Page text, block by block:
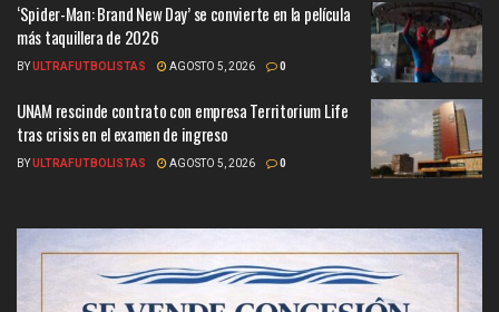
‘Spider-Man: Brand New Day’ se convierte en la película
más taquillera de 2026
BYULTRAFUTBOLISTAS AGOSTO 5, 2026 0
UNAM rescinde contrato con empresa Territorium Life
tras crisis en el examen de ingreso
BYULTRAFUTBOLISTAS AGOSTO 5, 2026 0